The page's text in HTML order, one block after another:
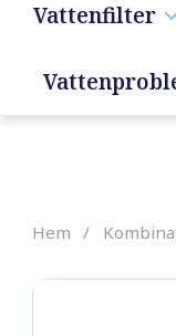
Vattenfilter
Hem /